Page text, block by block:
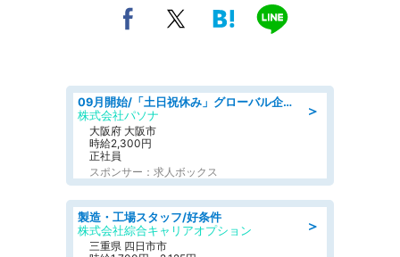
＞
09月開始/「土日祝休み」グローバル企業での産業保健のお仕事/保健師/高時給/残業なし/服装自由
株式会社パソナ
大阪府 大阪市
時給2,300円
正社員
スポンサー：求人ボックス
＞
製造・工場スタッフ/好条件
株式会社綜合キャリアオプション
三重県 四日市市